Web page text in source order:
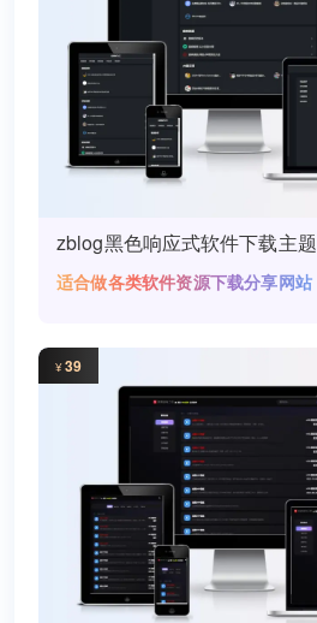
zblog黑色响应式软件下载主题
适合做各类软件资源下载分享网站
¥39